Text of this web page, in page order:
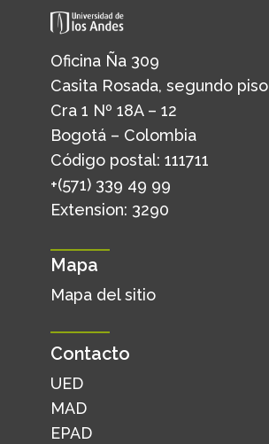
Oficina Ña 309
Casita Rosada, segundo piso
Cra 1 Nº 18A – 12
Bogotá – Colombia
Código postal: 111711
+(571) 339 49 99
Extension: 3290
Mapa
Mapa del sitio
Contacto
UED
MAD
EPAD